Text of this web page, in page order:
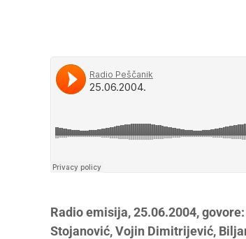
Radio emisija, 25.06.2004,
Stojanović, Vojin Dimitrijević,